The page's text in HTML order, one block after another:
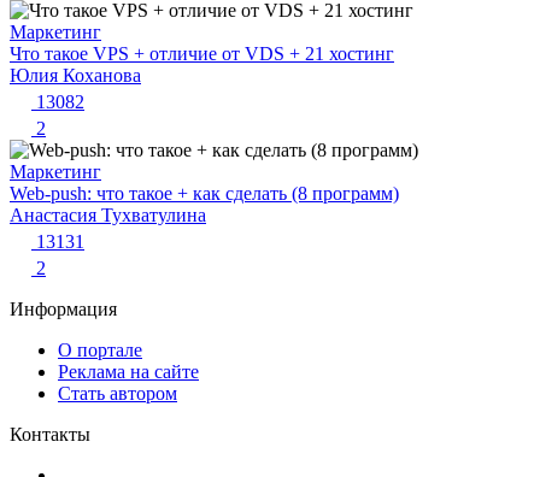
Маркетинг
Что такое VPS + отличие от VDS + 21 хостинг
Юлия Коханова
13082
2
Маркетинг
Web-push: что такое + как сделать (8 программ)
Анастасия Тухватулина
13131
2
Информация
О портале
Реклама на сайте
Стать автором
Контакты